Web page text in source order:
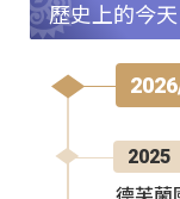
歷史上的今天
2025